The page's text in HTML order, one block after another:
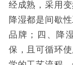
经成熟，采用
降湿都是间歇
品牌；四、降
保，且可循环